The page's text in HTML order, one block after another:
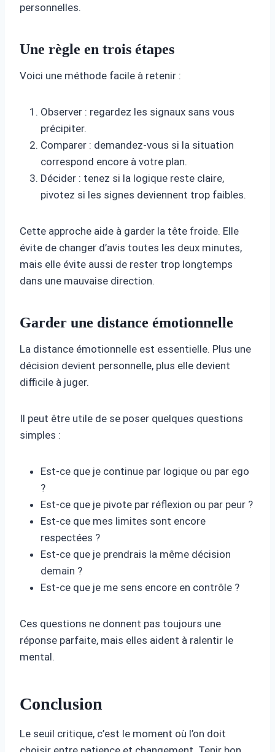
personnelles.
Une règle en trois étapes
Voici une méthode facile à retenir :
Observer : regardez les signaux sans vous
précipiter.
Comparer : demandez-vous si la situation
correspond encore à votre plan.
Décider : tenez si la logique reste claire,
pivotez si les signes deviennent trop faibles.
Cette approche aide à garder la tête froide. Elle
évite de changer d’avis toutes les deux minutes,
mais elle évite aussi de rester trop longtemps
dans une mauvaise direction.
Garder une distance émotionnelle
La distance émotionnelle est essentielle. Plus une
décision devient personnelle, plus elle devient
difficile à juger.
Il peut être utile de se poser quelques questions
simples :
Est-ce que je continue par logique ou par ego
?
Est-ce que je pivote par réflexion ou par peur ?
Est-ce que mes limites sont encore
respectées ?
Est-ce que je prendrais la même décision
demain ?
Est-ce que je me sens encore en contrôle ?
Ces questions ne donnent pas toujours une
réponse parfaite, mais elles aident à ralentir le
mental.
Conclusion
Le seuil critique, c’est le moment où l’on doit